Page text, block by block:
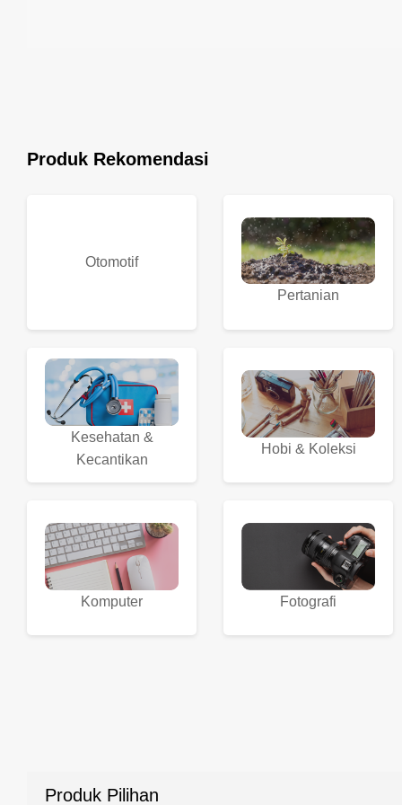
Produk Rekomendasi
Otomotif
Pertanian
Kesehatan &
Kecantikan
Hobi & Koleksi
Komputer Fotografi
Produk Pilihan